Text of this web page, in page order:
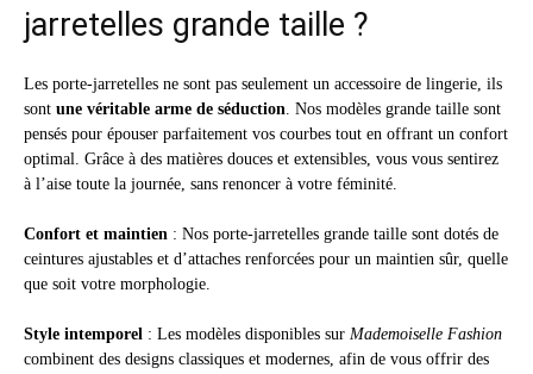
jarretelles grande taille ?
Les porte-jarretelles ne sont pas seulement un accessoire de lingerie, ils
sont une véritable arme de séduction. Nos modèles grande taille sont
pensés pour épouser parfaitement vos courbes tout en offrant un confort
optimal. Grâce à des matières douces et extensibles, vous vous sentirez
à l’aise toute la journée, sans renoncer à votre féminité.
Confort et maintien : Nos porte-jarretelles grande taille sont dotés de
ceintures ajustables et d’attaches renforcées pour un maintien sûr, quelle
que soit votre morphologie.
Style intemporel : Les modèles disponibles sur Mademoiselle Fashion
combinent des designs classiques et modernes, afin de vous offrir des